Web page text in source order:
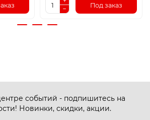
Под заказ
событий - подпишитесь на
Новинки, скидки, акции.